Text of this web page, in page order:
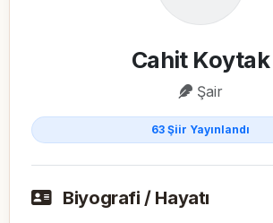
Cahit Koytak
Şair
63 Şiir Yayınlandı
Biyografi / Hayatı